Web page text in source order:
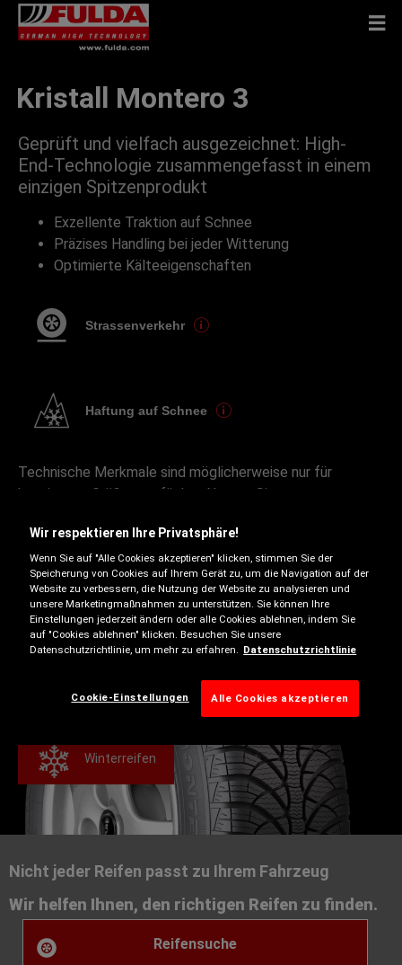
Kristall Montero 3
Geprüft und vielfach ausgezeichnet: High-
End-Technologie zusammengefasst in einem
einzigen Spitzenprodukt
Exzellente Traktion auf Schnee
Präzises Handling bei jeder Witterung
Optimierte Kälteeigenschaften
Strassenverkehr
Haftung auf Schnee
Technische Merkmale sind möglicherweise nur für
bestimmte Größen verfügbar. Nutzen Sie unseren
technischen Merkmalen Ihr ausgewählter Reifen für Ihre
gewünschte Größe ausgestattet ist.
Winterreifen
Nicht jeder Reifen passt zu Ihrem Fahrzeug
Wir helfen Ihnen, den richtigen Reifen zu finden.
Reifensuche
Wir respektieren Ihre Privatsphäre!
Wenn Sie auf "Alle Cookies akzeptieren" klicken, stimmen Sie der
Speicherung von Cookies auf Ihrem Gerät zu, um die Navigation auf der
Website zu verbessern, die Nutzung der Website zu analysieren und
unsere Marketingmaßnahmen zu unterstützen. Sie können Ihre
Einstellungen jederzeit ändern oder alle Cookies ablehnen, indem Sie
auf "Cookies ablehnen" klicken. Besuchen Sie unsere
Datenschutzrichtlinie, um mehr zu erfahren.
Datenschutzrichtlinie
Cookie-Einstellungen Alle Cookies akzeptieren